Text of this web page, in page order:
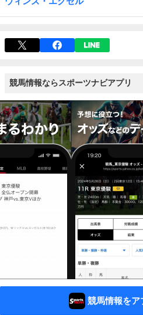
競馬情報ならスポーツナビアプリ
競馬情報をア